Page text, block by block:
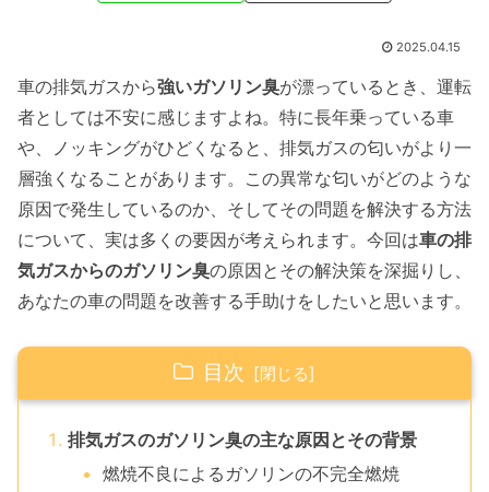
2025.04.15
車の排気ガスから強いガソリン臭が漂っているとき、運転
者としては不安に感じますよね。特に長年乗っている車
や、ノッキングがひどくなると、排気ガスの匂いがより一
層強くなることがあります。この異常な匂いがどのような
原因で発生しているのか、そしてその問題を解決する方法
について、実は多くの要因が考えられます。今回は車の排
気ガスからのガソリン臭の原因とその解決策を深掘りし、
あなたの車の問題を改善する手助けをしたいと思います。
目次
排気ガスのガソリン臭の主な原因とその背景
燃焼不良によるガソリンの不完全燃焼